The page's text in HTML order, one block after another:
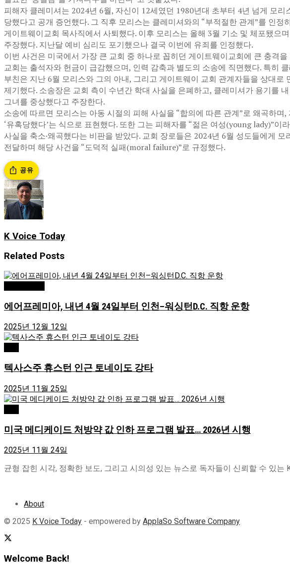
피해자 클레미셔는 2024년 6월, 자신이 12세였던 1980년대 초부터 4년 넘게 모리
당했다고 공개 증언했다. 그 직후 모리스는 클레미셔와의 “부적절한 관계”를 인정
게이트웨이교회 목사직에서 사퇴했다. 이후 모리스는 올해 3월 기소 및 체포됐으
주장했다. 지난달 예비 심리도 포기했으나 결국 이번에 유죄를 인정했다.
이번 사건은 미국에서 가장 큰 교회 중 하나로 꼽히던 게이트웨이교회에 큰 충격을
교회는 출석자와 헌금이 급감했으며, 인력 감축과 별도의 소송에 직면했다. 특히
부친은 지난 6월 모리스와 그의 아내, 그리고 게이트웨이 교회 관계자들을 상대로
제기했다. 소송장은 교회 측이 수년간 학대 사실을 은폐하고, 클레미셔가 용기를
그녀를 중상했다고 주장한다.
소송에 따르면 모리스는 아동 시절의 피해 사실을 “합의에 따른 관계”로 왜곡하며,
‘유혹당했다’는 식으로 표현했다. 또한 그는 피해자를 “젊은 여성(young lady)”이
사실을 축소·왜곡했다는 비판을 받았다. 교회 장로들은 2024년 6월 성도들에게 모
전달하며 해당 사건을 “도덕적 실패(moral failure)”로 규정했다.
공유
K Voice Today
Related Posts
에어프레미아, 내년 4월 24일부터 인천–워싱턴D.C. 직항 운항
2025년 12월 12일
텍사스주 휴스턴 인근 토네이도 강타
2025년 11월 25일
미국 메디케이드 처방약 값 인하 프로그램 발표… 2026년 시행
2025년 11월 24일
균형 잡힌 시각, 정확한 보도, 그리고 시의성 있는 뉴스로 독자들이 신뢰할 수 있는
About
© 2025 K Voice Today - empowered by ApplaSo Software Company
Welcome Back!